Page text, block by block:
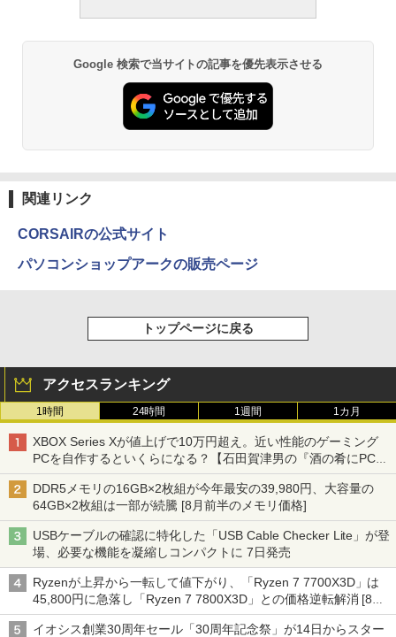
Google 検索で当サイトの記事を優先表示させる
関連リンク
CORSAIRの公式サイト
パソコンショップアークの販売ページ
トップページに戻る
アクセスランキング
1時間 24時間 1週間 1カ月
XBOX Series Xが値上げで10万円超え。近い性能のゲーミング
PCを自作するといくらになる？【石田賀津男の『酒の肴にPCゲ
ーム』】
DDR5メモリの16GB×2枚組が今年最安の39,980円、大容量の
64GB×2枚組は一部が続騰 [8月前半のメモリ価格]
USBケーブルの確認に特化した「USB Cable Checker Lite」が登
場、必要な機能を凝縮しコンパクトに 7日発売
Ryzenが上昇から一転して値下がり、「Ryzen 7 7700X3D」は
45,800円に急落し「Ryzen 7 7800X3D」との価格逆転解消 [8月
前半のCPU価格]
イオシス創業30周年セール「30周年記念祭」が14日からスター